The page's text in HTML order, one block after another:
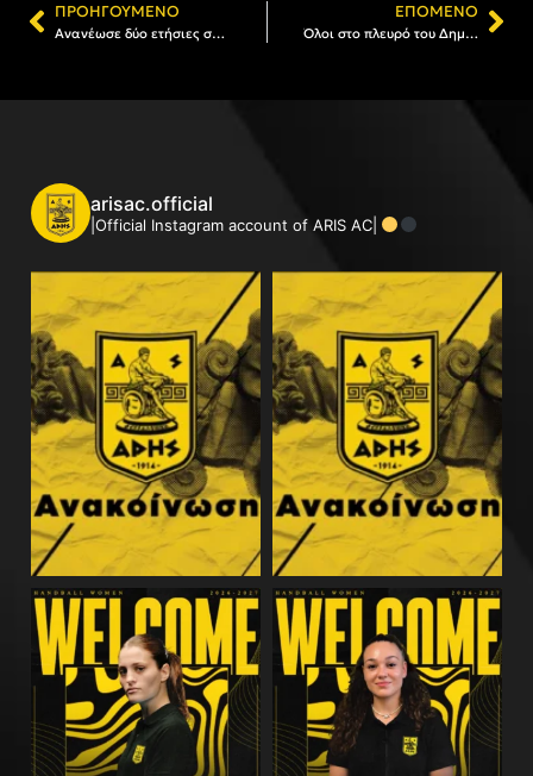
ΠΡΟΗΓΟΎΜΕΝΟ
Ανανέωσε δύο ετήσιες συνδρομές ο Στέλιος Μητσιόγλου
ΕΠΌΜΕΝΟ
Όλοι στο πλευρό του Δημήτρη
arisac.official
|Official Instagram account of ARIS AC|